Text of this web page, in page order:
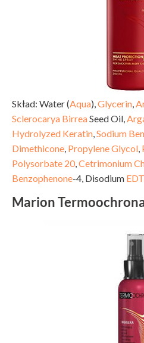
Skład: Water (Aqua), Glycerin
Sclerocarya BirreaSeed Oil,
Hydrolyzed Keratin Sodium
Dimethicone Propylene Glycol
Polysorbate 20 Cetrimonium
Benzophenone-4, Disodium
Marion